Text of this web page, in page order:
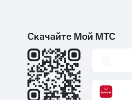
Скачайте Мой МТС